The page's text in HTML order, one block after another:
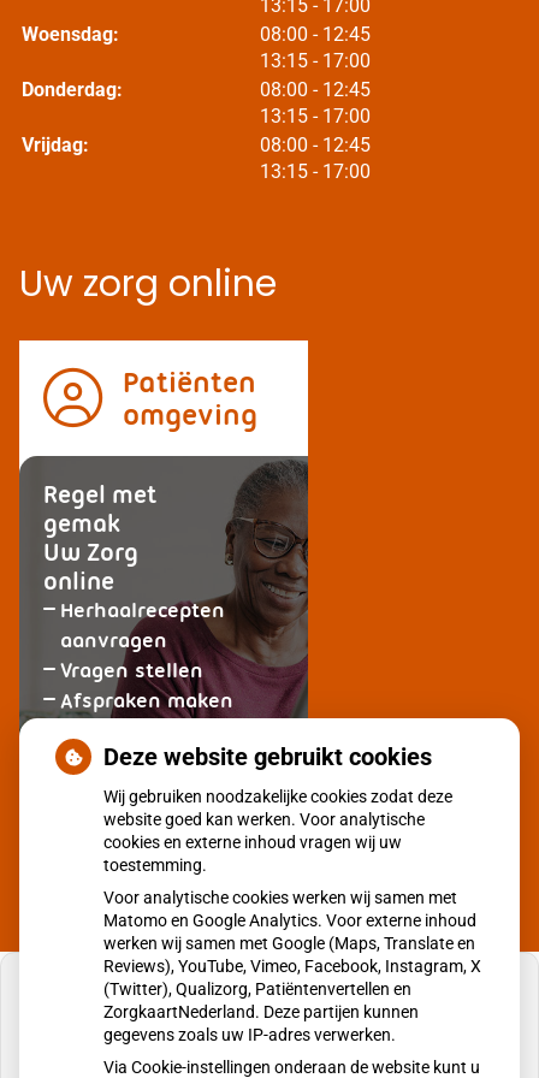
13:15 - 17:00
Woensdag:
08:00 tot
- 12:45
13:15 tot
- 17:00
Donderdag:
08:00 tot
- 12:45
13:15 tot
- 17:00
Vrijdag:
08:00 tot
- 12:45
13:15 tot
- 17:00
Uw zorg online
Patiënten
omgeving
Regel met
gemak
Uw Zorg
online
Herhaalrecepten
aanvragen
Vragen stellen
Afspraken maken
patiëntenomgeving
Huisartsenpraktijk
Oude
Ophuis
en
De
Vries
U heeft geen toestemming gegeven voor
Deze website gebruikt cookies
Wij gebruiken noodzakelijke cookies zodat deze
website goed kan werken. Voor analytische
cookies en externe inhoud vragen wij uw
toestemming.
Voor analytische cookies werken wij samen met
Matomo en Google Analytics. Voor externe inhoud
werken wij samen met Google (Maps, Translate en
Reviews), YouTube, Vimeo, Facebook, Instagram, X
(Twitter), Qualizorg, Patiëntenvertellen en
ZorgkaartNederland. Deze partijen kunnen
gegevens zoals uw IP-adres verwerken.
Via Cookie-instellingen onderaan de website kunt u